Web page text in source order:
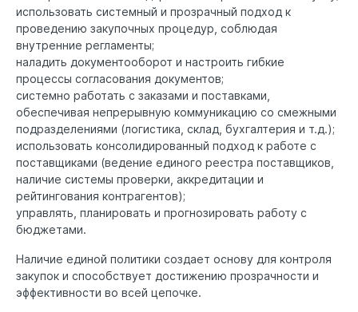
использовать системный и прозрачный подход к
проведению закупочных процедур, соблюдая
внутренние регламенты;
наладить документооборот и настроить гибкие
процессы согласования документов;
системно работать с заказами и поставками,
обеспечивая непрерывную коммуникацию со смежными
подразделениями (логистика, склад, бухгалтерия и т.д.);
использовать консолидированный подход к работе с
поставщиками (ведение единого реестра поставщиков,
наличие системы проверки, аккредитации и
рейтингования контрагентов);
управлять, планировать и прогнозировать работу с
бюджетами.
Наличие единой политики создает основу для контроля
закупок и способствует достижению прозрачности и
эффективности во всей цепочке.